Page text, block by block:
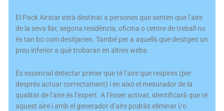
El Pack Airstar està destinat a persones que senten que l’aire
de la seva llar, segona residència, oficina o centre de treball no
és tan bo com desitjarien. També per a aquells que desitgen un
preu inferior a què trobaran en altres webs.
És essencial detectar primer que té l’aire que respires (per
després actuar correctament) i en això el mesurador de la
qualitat de l’aire és l’expert. A l’ésser activat, identificarà que té
aquest aire i amb el generador d’aire podràs eliminar i/o